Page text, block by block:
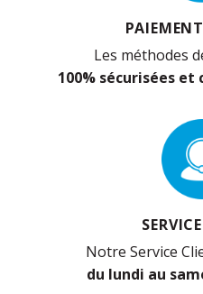
Les méthodes
100% sécurisées et
Notre Service
du lundi au